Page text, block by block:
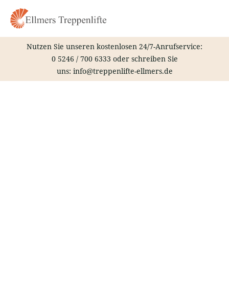
Inhalt
springen
Nutzen Sie unseren kostenlosen 24/7-Anrufservice:
0 5246 / 700 6333 oder schreiben Sie
uns: info@treppenlifte-ellmers.de